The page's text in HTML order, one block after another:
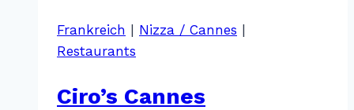
Cannes
Frankreich | Nizza / Cannes |
Restaurants
Ciro’s Cannes